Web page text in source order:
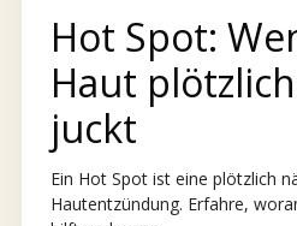
Hot Spot:
Haut
juckt
Ein Hot Spot ist eine plötzlich
Hautentzündung. Erfahre,